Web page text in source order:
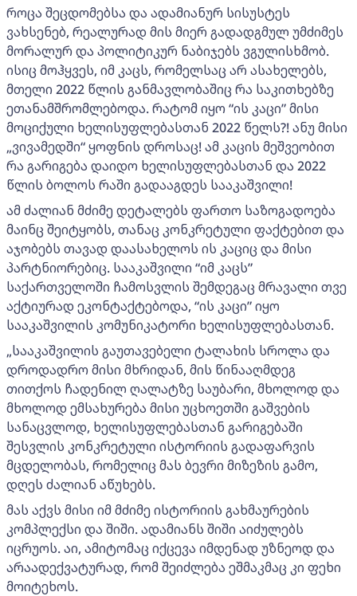
როცა შეცდომებსა და ადამიანურ სისუსტეს
ვახსენებ, რეალურად მის მიერ გადადგმულ უმძიმეს
მორალურ და პოლიტიკურ ნაბიჯებს ვგულისხმობ.
ისიც მოჰყვეს, იმ კაცს, რომელსაც არ ასახელებს,
მთელი 2022 წლის განმავლობაშიც რა საკითხებზე
ეთანამშრომლებოდა. რატომ იყო “ის კაცი” მისი
მოციქული ხელისუფლებასთან 2022 წელს?! ანუ მისი
„ვივამედში“ ყოფნის დროსაც! ამ კაცის მეშვეობით
რა გარიგება დაიდო ხელისუფლებასთან და 2022
წლის ბოლოს რაში გადააგდეს სააკაშვილი!
ამ ძალიან მძიმე დეტალებს ფართო საზოგადოება
მაინც შეიტყობს, თანაც კონკრეტული ფაქტებით და
აჯობებს თავად დაასახელოს ის კაციც და მისი
პარტნიორებიც. სააკაშვილი “იმ კაცს”
საქართველოში ჩამოსვლის შემდეგაც მრავალი თვე
აქტიურად ეკონტაქტებოდა, “ის კაცი” იყო
სააკაშვილის კომუნიკატორი ხელისუფლებასთან.
„სააკაშვილის გაუთავებელი ტალახის სროლა და
დროდადრო მისი მხრიდან, მის წინააღმდეგ
თითქოს ჩადენილ ღალატზე საუბარი, მხოლოდ და
მხოლოდ ემსახურება მისი უცხოეთში გაშვების
სანაცვლოდ, ხელისუფლებასთან გარიგებაში
შესვლის კონკრეტული ისტორიის გადაფარვის
მცდელობას, რომელიც მას ბევრი მიზეზის გამო,
დღეს ძალიან აწუხებს.
მას აქვს მისი იმ მძიმე ისტორიის გახმაურების
კომპლექსი და შიში. ადამიანს შიში აიძულებს
იცრუოს. აი, ამიტომაც იქცევა იმდენად უზნეოდ და
არაადექვატურად, რომ შეიძლება ეშმაკმაც კი ფეხი
მოიტეხოს.